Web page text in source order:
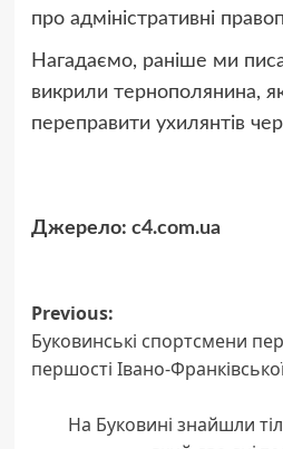
про адміністративні
Нагадаємо, раніше ми
викрили тернополянина,
переправити ухилянтів
Джерело: c4.com.ua
Post
navigation
Previous:
Буковинські спортсмени
першості Івано-
На Буковині знайшли